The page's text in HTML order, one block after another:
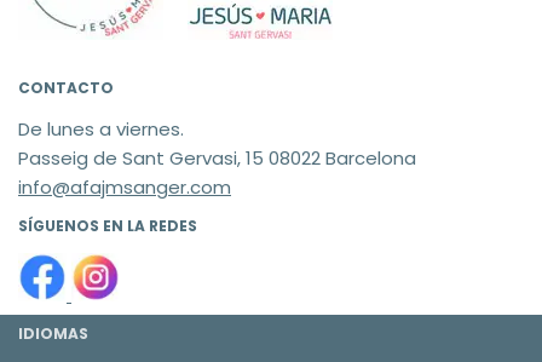
CONTACTO
De lunes a viernes.
Passeig de Sant Gervasi, 15 08022 Barcelona
info@afajmsanger.com
SÍGUENOS EN LA REDES
IDIOMAS